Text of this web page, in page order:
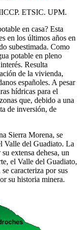
ETSIC. UPM.
en casa? Esta
en los últimos años en
subestimada. Como
potable en pleno
Resulta
de la vivienda,
españoles. A pesar
hídricas para el
que, debido a una
de inversión, de
Sierra Morena, se
Valle del Guadiato. La
extensa dehesa, un
el Valle del Guadiato,
caracteriza por sus
su historia minera.